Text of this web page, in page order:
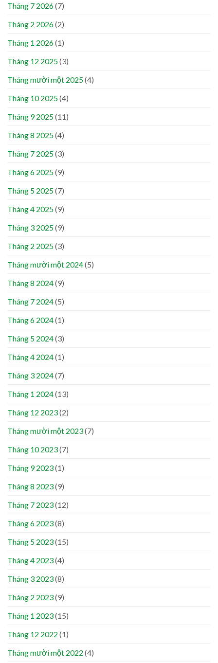
Tháng 7 2026(7)
Tháng 2 2026(2)
Tháng 1 2026(1)
Tháng 12 2025(3)
Tháng mười một 2025(4)
Tháng 10 2025(4)
Tháng 9 2025(11)
Tháng 8 2025(4)
Tháng 7 2025(3)
Tháng 6 2025(9)
Tháng 5 2025(7)
Tháng 4 2025(9)
Tháng 3 2025(9)
Tháng 2 2025(3)
Tháng mười một 2024(5)
Tháng 8 2024(9)
Tháng 7 2024(5)
Tháng 6 2024(1)
Tháng 5 2024(3)
Tháng 4 2024(1)
Tháng 3 2024(7)
Tháng 1 2024(13)
Tháng 12 2023(2)
Tháng mười một 2023(7)
Tháng 10 2023(7)
Tháng 9 2023(1)
Tháng 8 2023(9)
Tháng 7 2023(12)
Tháng 6 2023(8)
Tháng 5 2023(15)
Tháng 4 2023(4)
Tháng 3 2023(8)
Tháng 2 2023(9)
Tháng 1 2023(15)
Tháng 12 2022 (1)
Tháng mười một 2022 (4)